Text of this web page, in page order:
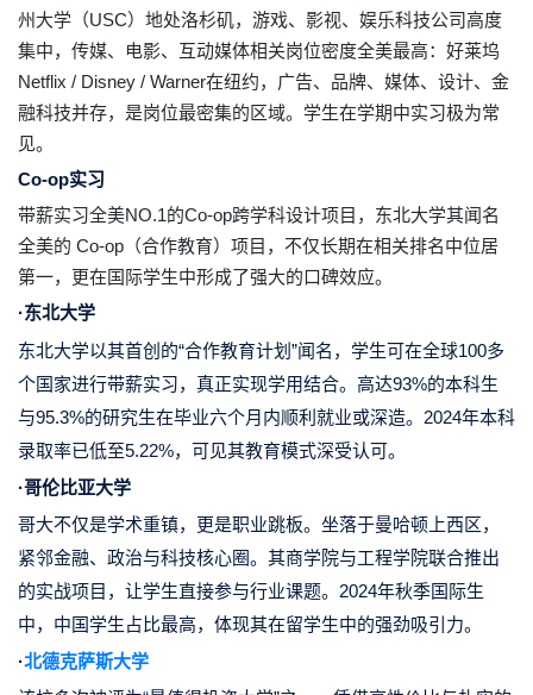
州大学（USC）地处洛杉矶，游戏、影视、娱乐科技公司高度
集中，传媒、电影、互动媒体相关岗位密度全美最高：好莱坞
Netflix / Disney / Warner在纽约，广告、品牌、媒体、设计、金
融科技并存，是岗位最密集的区域。学生在学期中实习极为常
见。
Co-op实习
带薪实习全美NO.1的Co-op跨学科设计项目，东北大学其闻名
全美的 Co-op（合作教育）项目，不仅长期在相关排名中位居
第一，更在国际学生中形成了强大的口碑效应。
·东北大学
东北大学以其首创的“合作教育计划”闻名， 学生可在全球100多
个国家进行带薪实习，真正实现学用结合。高达93%的本科生
与95.3%的研究生在毕业六个月内顺利就业或深造。2024年本科
录取率已低至5.22%，可见其教育模式深受认可。
·哥伦比亚大学
哥大不仅是学术重镇，更是职业跳板。 坐落于曼哈顿上西区，
紧邻金融、政治与科技核心圈。其商学院与工程学院联合推出
的实战项目，让学生直接参与行业课题。2024年秋季国际生
中，中国学生占比最高，体现其在留学生中的强劲吸引力。
·北德克萨斯大学